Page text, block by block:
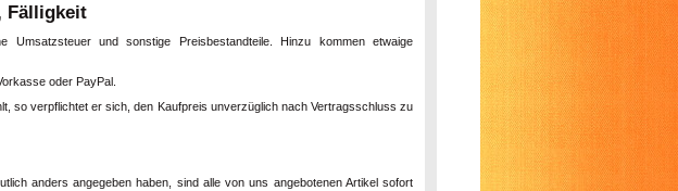
Fälligkeit
Umsatzsteuer und sonstige Preisbestandteile. Hinzu kommen etwaige
oder PayPal.
so verpflichtet er sich, den Kaufpreis unverzüglich nach Vertragsschluss zu
anders angegeben haben, sind alle von uns angebotenen Artikel sofort